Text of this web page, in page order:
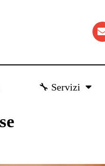
🔧 Servizi